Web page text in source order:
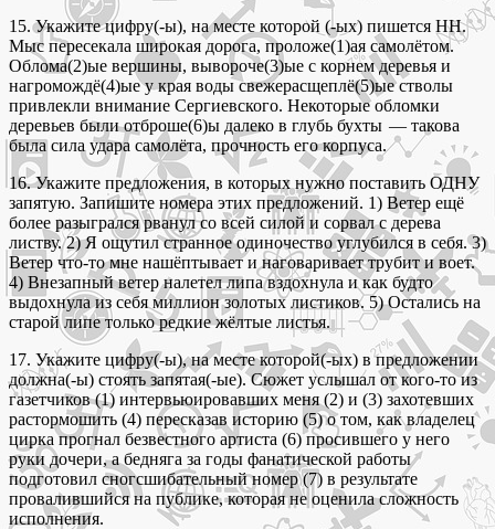
15. Укажите цифру(-ы), на месте которой (-ых) пишется НН.
Мыс пересекала широкая дорога, проложе(1)ая самолётом.
Облома(2)ые вершины, вывороче(3)ые с корнем деревья и
нагромождё(4)ые у края воды свежерасщеплё(5)ые стволы
привлекли внимание Сергиевского. Некоторые обломки
деревьев были отброше(6)ы далеко в глубь бухты — такова
была сила удара самолёта, прочность его корпуса.
16. Укажите предложения, в которых нужно поставить ОДНУ
запятую. Запишите номера этих предложений. 1) Ветер ещё
более разыгрался рванул со всей силой и сорвал с дерева
листву. 2) Я ощутил странное одиночество углубился в себя. 3)
Ветер что-то мне нашёптывает и наговаривает трубит и воет.
4) Внезапный ветер налетел липа вздохнула и как будто
выдохнула из себя миллион золотых листиков. 5) Остались на
старой липе только редкие жёлтые листья.
17. Укажите цифру(-ы), на месте которой(-ых) в предложении
должна(-ы) стоять запятая(-ые). Сюжет услышал от кого-то из
газетчиков (1) интервьюировавших меня (2) и (3) захотевших
растормошить (4) пересказав историю (5) о том, как владелец
цирка прогнал безвестного артиста (6) просившего у него
руки дочери, а бедняга за годы фанатической работы
подготовил сногсшибательный номер (7) в результате
провалившийся на публике, которая не оценила сложность
исполнения.